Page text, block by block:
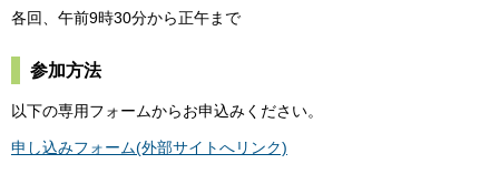
各回、午前9時30分から正午まで
参加方法
以下の専用フォームからお申込みください。
申し込みフォーム(外部サイトへリンク)